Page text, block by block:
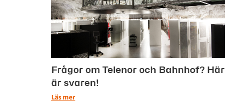
Frågor om Telenor och Bahnhof? Här
är svaren!
Läs mer